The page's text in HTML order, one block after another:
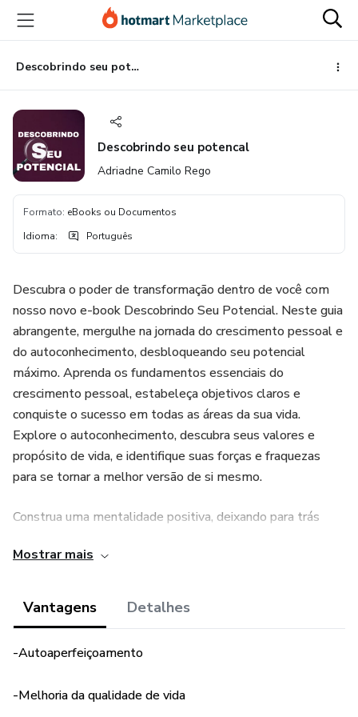
para
conteúdo
principal
para
pagamento
para
rodapé
Descobrindo seu potencal
Descobrindo seu potencal
Adriadne Camilo Rego
Formato: eBooks ou Documentos
Idioma: Português
Descubra o poder de transformação dentro de você com
nosso novo e-book Descobrindo Seu Potencial. Neste guia
abrangente, mergulhe na jornada do crescimento pessoal e
do autoconhecimento, desbloqueando seu potencial
máximo. Aprenda os fundamentos essenciais do
crescimento pessoal, estabeleça objetivos claros e
conquiste o sucesso em todas as áreas da sua vida.
Explore o autoconhecimento, descubra seus valores e
propósito de vida, e identifique suas forças e fraquezas
para se tornar a melhor versão de si mesmo.
Construa uma mentalidade positiva, deixando para trás
Cuide do seu bem-estar e equilibre sua vida pessoal e
saudáveis de autocuidado. Desenvolva relacionamentos
apoiadoras.
Supere desafios e adversidades com estratégias eficazes,
Mostrar mais
Vantagens Detalhes
-Autoaperfeiçoamento
-Melhoria da qualidade de vida